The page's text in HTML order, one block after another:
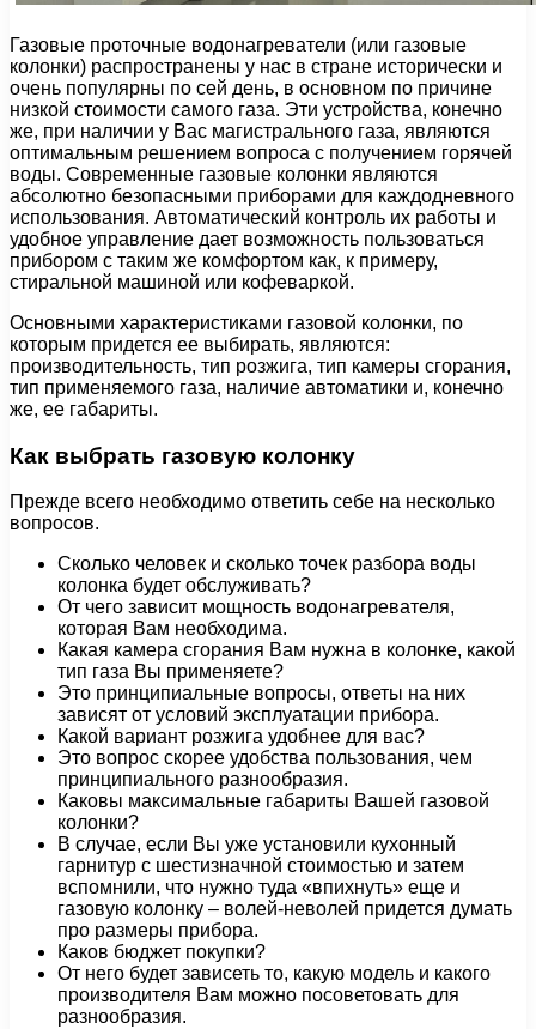
Газовые проточные водонагреватели (или газовые
колонки) распространены у нас в стране исторически и
очень популярны по сей день, в основном по причине
низкой стоимости самого газа. Эти устройства, конечно
же, при наличии у Вас магистрального газа, являются
оптимальным решением вопроса с получением горячей
воды. Современные газовые колонки являются
абсолютно безопасными приборами для каждодневного
использования. Автоматический контроль их работы и
удобное управление дает возможность пользоваться
прибором с таким же комфортом как, к примеру,
стиральной машиной или кофеваркой.
Основными характеристиками газовой колонки, по
которым придется ее выбирать, являются:
производительность, тип розжига, тип камеры сгорания,
тип применяемого газа, наличие автоматики и, конечно
же, ее габариты.
Как выбрать газовую колонку
Прежде всего необходимо ответить себе на несколько
вопросов.
Сколько человек и сколько точек разбора воды
колонка будет обслуживать?
От чего зависит мощность водонагревателя,
которая Вам необходима.
Какая камера сгорания Вам нужна в колонке, какой
тип газа Вы применяете?
Это принципиальные вопросы, ответы на них
зависят от условий эксплуатации прибора.
Какой вариант розжига удобнее для вас?
Это вопрос скорее удобства пользования, чем
принципиального разнообразия.
Каковы максимальные габариты Вашей газовой
колонки?
В случае, если Вы уже установили кухонный
гарнитур с шестизначной стоимостью и затем
вспомнили, что нужно туда «впихнуть» еще и
газовую колонку – волей-неволей придется думать
про размеры прибора.
Каков бюджет покупки?
От него будет зависеть то, какую модель и какого
производителя Вам можно посоветовать для
разнообразия.